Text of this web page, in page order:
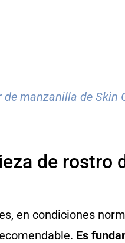
manzanilla de Skin
de rostro
en condiciones
Es